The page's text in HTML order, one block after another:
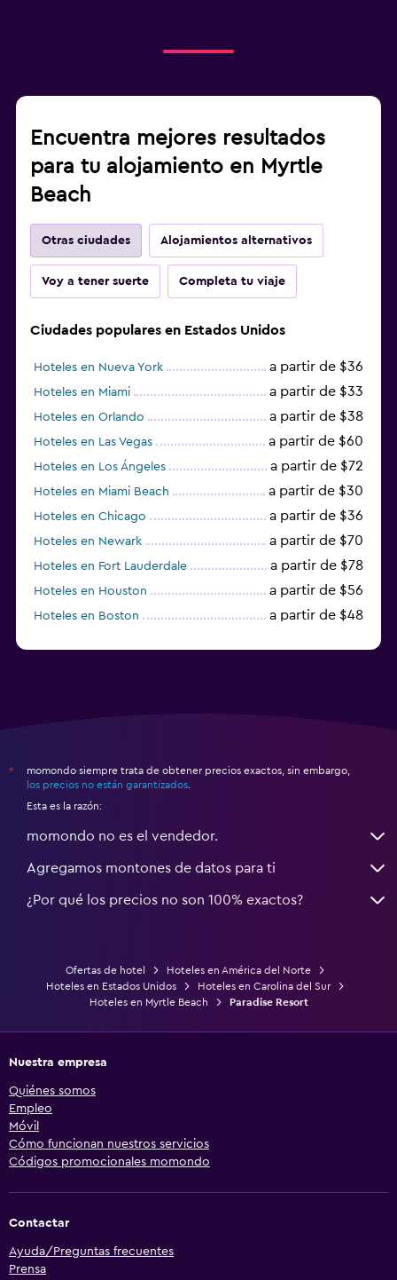
Encuentra mejores resultados
para tu alojamiento en Myrtle
Beach
Otras ciudades Alojamientos alternativos
Voy a tener suerte Completa tu viaje
Ciudades populares en Estados Unidos
Hoteles en Nueva York a partir de $36
Hoteles en Miami a partir de $33
Hoteles en Orlando a partir de $38
Hoteles en Las Vegas a partir de $60
Hoteles en Los Ángeles a partir de $72
Hoteles en Miami Beach a partir de $30
Hoteles en Chicago a partir de $36
Hoteles en Newark a partir de $70
Hoteles en Fort Lauderdale a partir de $78
Hoteles en Houston a partir de $56
Hoteles en Boston a partir de $48
*
momondo siempre trata de obtener precios exactos, sin embargo,
los precios no están garantizados
Esta es la razón:
momondo no es el vendedor.
Agregamos montones de datos para ti
¿Por qué los precios no son 100% exactos?
Ofertas de hotel
Hoteles en América del Norte
Hoteles en Estados Unidos
Hoteles en Carolina del Sur
Hoteles en Myrtle Beach
Paradise Resort
Nuestra empresa
Quiénes somos
Empleo
Móvil
Cómo funcionan nuestros servicios
Códigos promocionales momondo
Contactar
Ayuda/Preguntas frecuentes
Prensa